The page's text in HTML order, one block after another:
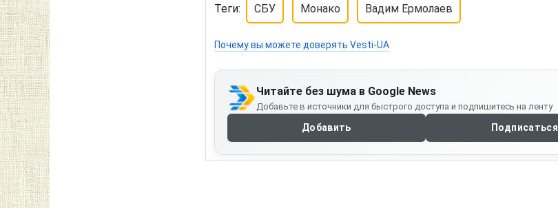
Теги: СБУ Монако Вадим Ермолаев
Почему вы можете доверять Vesti-UA
Читайте без шума в Google News
Добавьте в источники для быстрого доступа и подпишитесь на ленту
Добавить Подписаться